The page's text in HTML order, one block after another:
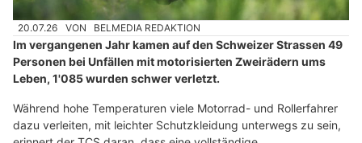
20.07.26 VON BELMEDIA REDAKTION
Im vergangenen Jahr kamen auf den Schweizer Strassen 49
Personen bei Unfällen mit motorisierten Zweirädern ums
Leben, 1'085 wurden schwer verletzt.
Während hohe Temperaturen viele Motorrad- und Rollerfahrer
dazu verleiten, mit leichter Schutzkleidung unterwegs zu sein,